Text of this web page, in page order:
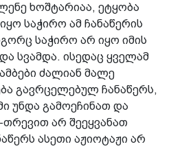
ხოშტარიაა, ეტყობა
საჭირო ამ ჩანაწერის
საჭირო არ იყო იმის
სვამდა. ისედაც ყველამ
ძალიან მალე
გავრცელებულ ჩანაწერს,
უნდა გამოეჩინათ და
თრევით არ შეეყვანათ
ასეთი აჟიოტაჟი არ